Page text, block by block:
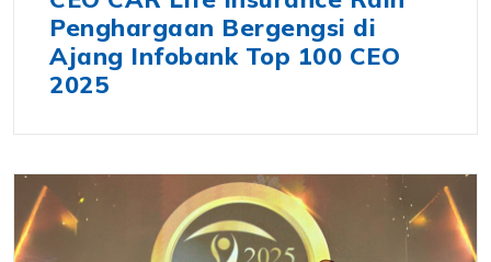
Penghargaan Bergengsi di
Ajang Infobank Top 100 CEO
2025